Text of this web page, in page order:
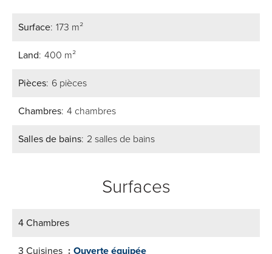
Surface 173 m²
Land 400 m²
Pièces 6 pièces
Chambres 4 chambres
Salles de bains 2 salles de bains
Surfaces
4 Chambres
3 Cuisines Ouverte équipée